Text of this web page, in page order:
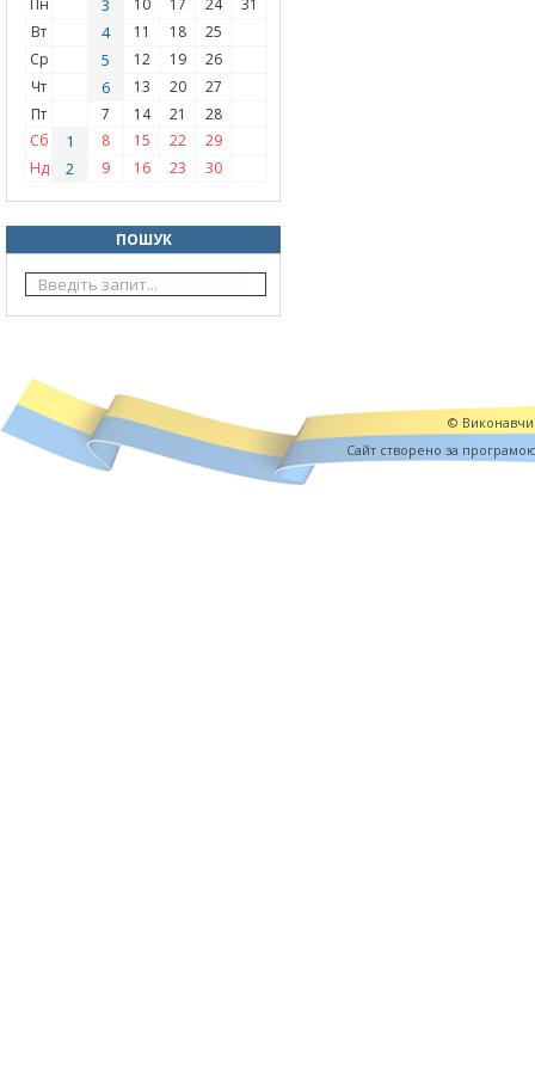
Пн 3 10 17 24
31
Вт
4 11 18
25
Ср
5 12 19
26
Чт
6 13 20
27
Пт
7 14 21
28
Сб
1 8 15 22
29
Нд
2 9 16 23 30
ПОШУК
©
Cайт створено за